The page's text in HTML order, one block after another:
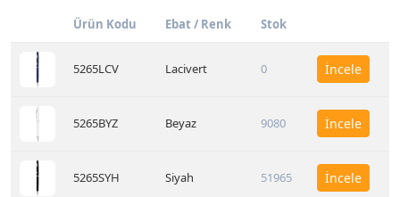
Ürün Kodu Ebat / Renk Stok
5265LCV Lacivert 0 İncele
5265BYZ Beyaz 9080 İncele
5265SYH Siyah 51965 İncele